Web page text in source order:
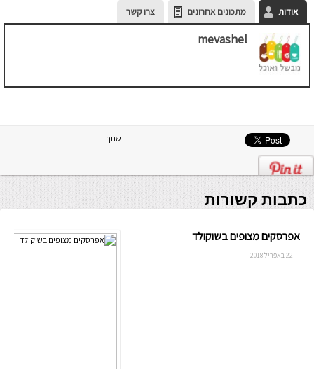
אודות מתכונים אחרונים צרו קשר
mevashel
שתף
כתבות קשורות
אפרסקים מצופים בשוקולד
22 באפריל 2018